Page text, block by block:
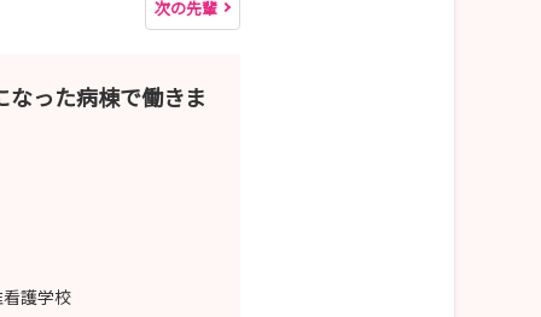
次の先輩
った病棟で働きま
護学校